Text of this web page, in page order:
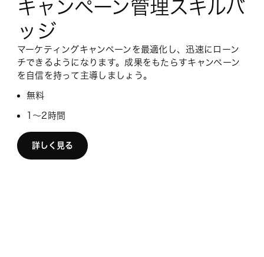
キャンペーン管理スキルバ
ッジ
マーケティングキャンペーンを最適化し、迅速にローン
チできるようになります。成果をもたらすキャンペーン
を自信を持って主導しましょう。
無料
1～2時間
詳しく見る